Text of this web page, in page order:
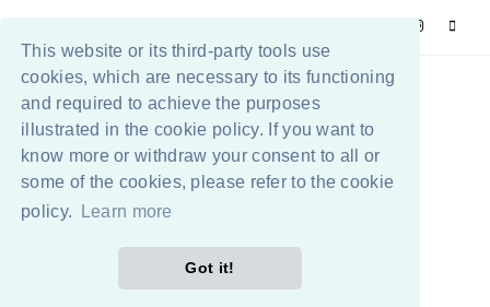
This website or its third-party tools use
cookies, which are necessary to its functioning
and required to achieve the purposes
illustrated in the cookie policy. If you want to
know more or withdraw your consent to all or
some of the cookies, please refer to the cookie
policy.
Learn more
Got it!